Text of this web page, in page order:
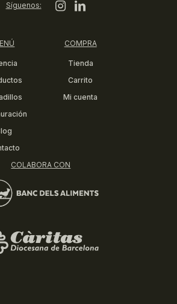
Síguenos:
COMPRA
Tienda
Carrito
Mi cuenta
COLABORA CON